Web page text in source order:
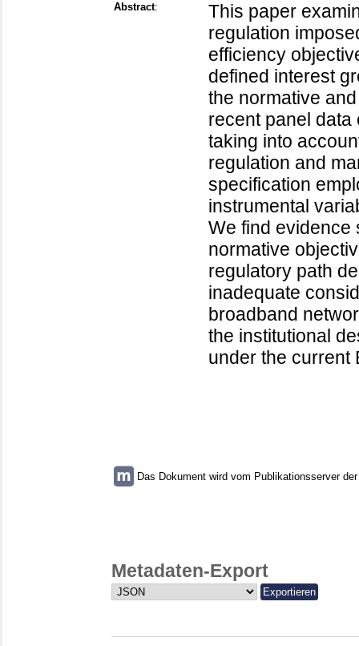
Abstract:
This paper
regulation
efficiency
defined interest
the normative
recent panel
taking into
regulation and
specification
instrumental
We find evidence
normative
regulatory path
inadequate
broadband
the institutional
under the current
Das Dokument wird vom Publikationsserver
Metadaten-Export